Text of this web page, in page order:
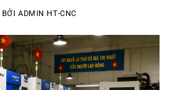
BỞIADMIN HT-CNC